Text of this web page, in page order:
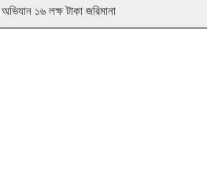
১৬ লক্ষ টাকা জরিমানা